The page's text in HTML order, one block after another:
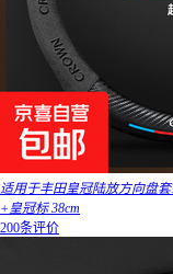
适用于丰田皇冠陆放方向盘
+皇冠标 38cm
200条评价